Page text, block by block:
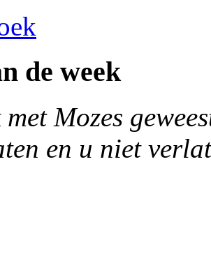
de week
Mozes
en u niet